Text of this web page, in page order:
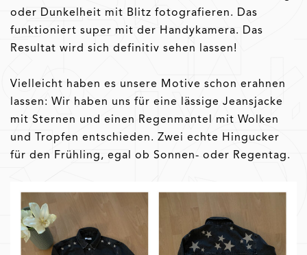
oder Dunkelheit mit Blitz fotografieren. Das
funktioniert super mit der Handykamera. Das
Resultat wird sich definitiv sehen lassen!
Vielleicht haben es unsere Motive schon erahnen
lassen: Wir haben uns für eine lässige Jeansjacke
mit Sternen und einen Regenmantel mit Wolken
und Tropfen entschieden. Zwei echte Hingucker
für den Frühling, egal ob Sonnen- oder Regentag.